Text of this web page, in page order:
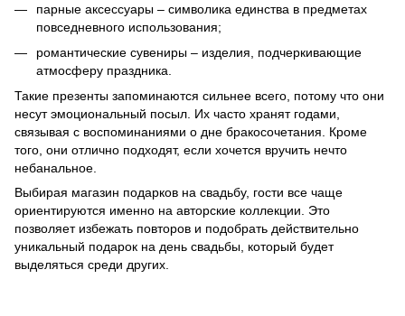
парные аксессуары – символика единства в предметах
повседневного использования;
романтические сувениры – изделия, подчеркивающие
атмосферу праздника.
Такие презенты запоминаются сильнее всего, потому что они
несут эмоциональный посыл. Их часто хранят годами,
связывая с воспоминаниями о дне бракосочетания. Кроме
того, они отлично подходят, если хочется вручить нечто
небанальное.
Выбирая магазин подарков на свадьбу, гости все чаще
ориентируются именно на авторские коллекции. Это
позволяет избежать повторов и подобрать действительно
уникальный подарок на день свадьбы, который будет
выделяться среди других.